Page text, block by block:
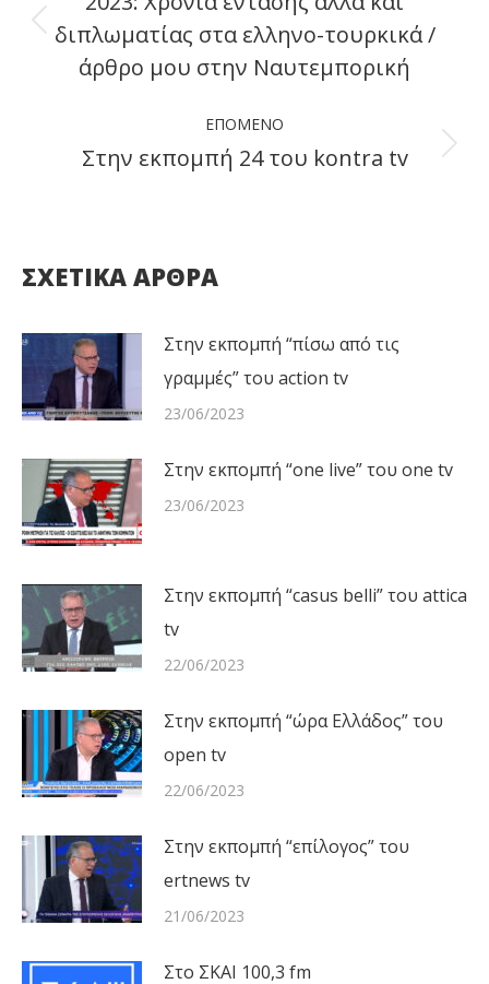
Previous
post:
διπλωματίας στα ελληνο-τουρκικά /
άρθρο μου στην Ναυτεμπορική
ΕΠΌΜΕΝΟ
Next
Στην εκπομπή 24 του kontra tv
ΣΧΕΤΙΚΑ ΑΡΘΡΑ
Στην εκπομπή “πίσω από τις
γραμμές” του action tv
23/06/2023
Στην εκπομπή “one live” του one tv
23/06/2023
Στην εκπομπή “casus belli” του attica
tv
22/06/2023
Στην εκπομπή “ώρα Ελλάδος” του
open tv
22/06/2023
Στην εκπομπή “επίλογος” του
ertnews tv
21/06/2023
Στο ΣΚΑΙ 100,3 fm